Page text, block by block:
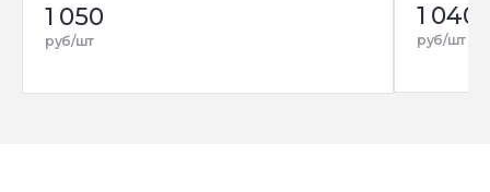
1 050
руб/шт
1 040
руб/шт